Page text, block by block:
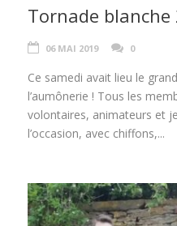
Tornade blanche
06 MAI 2019 0
Ce samedi avait lieu le
l’aumônerie ! Tous les
volontaires, animateurs et
l’occasion, avec chiffons,...